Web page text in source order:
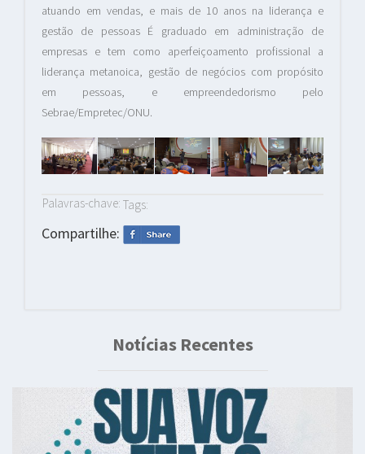
atuando em vendas, e mais de 10 anos na liderança e
gestão de pessoas É graduado em administração de
empresas e tem como aperfeiçoamento profissional a
liderança metanoica, gestão de negócios com propósito
em pessoas, e empreendedorismo pelo
Sebrae/Empretec/ONU.
Palavras-chave: Tags:
Compartilhe:
Notícias Recentes